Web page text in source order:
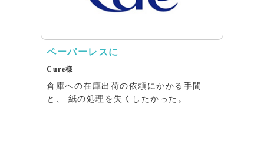
ペーパーレスに
Cure様
倉庫への在庫出荷の依頼にかかる⼿間
と、 紙の処理を失くしたかった。